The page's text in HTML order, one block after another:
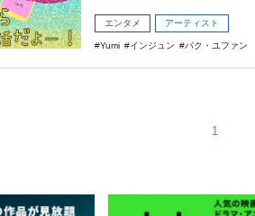
エンタメ アーティスト
Yumi インジュン パク・ユファン
1